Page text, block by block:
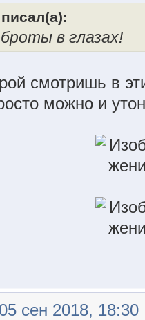
в глазах!
смотришь в
можно и
сен 2018, 18:30